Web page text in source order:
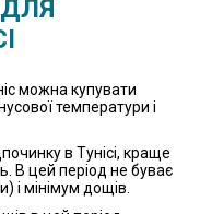
можна купувати
температури і
в Тунісі, краще
В цей період не буває
і мінімум дощів.